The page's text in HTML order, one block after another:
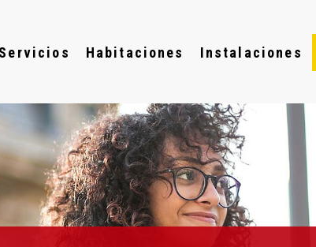
Servicios Habitaciones Instalaciones